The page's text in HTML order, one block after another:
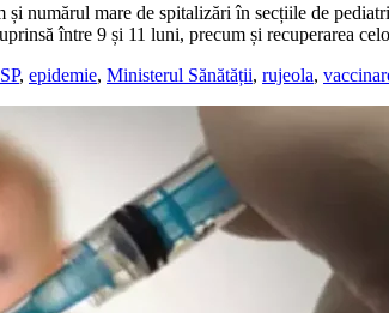
numărul mare de spitalizări în secțiile de
între 9 și 11 luni, precum și recuperarea
, epidemie, Ministerul Sănătății, rujeola,